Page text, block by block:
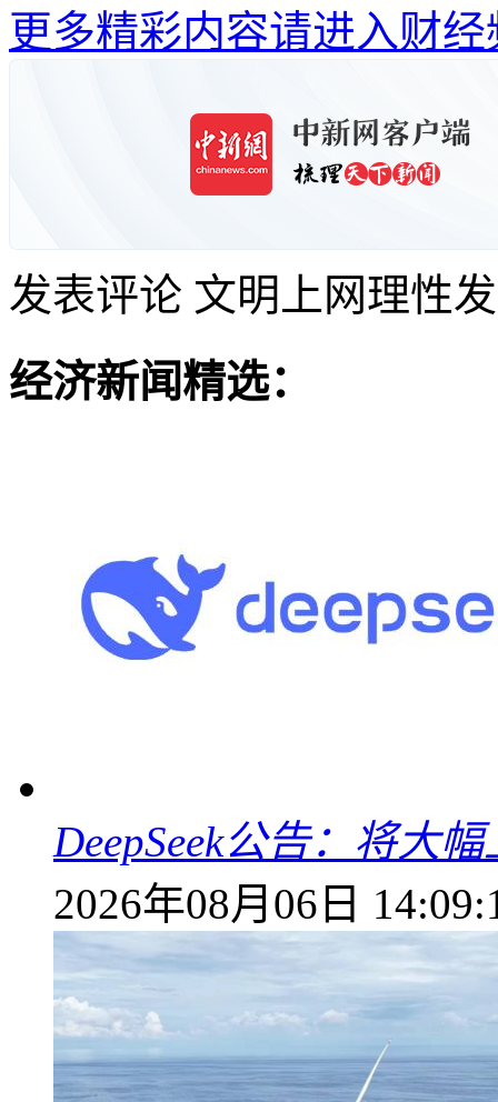
更多精彩内容请进入财经
发表评论 文明上网理性
经济新闻精选：
DeepSeek公告：将大
2026年08月06日